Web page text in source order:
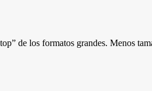
de los formatos grandes. Menos